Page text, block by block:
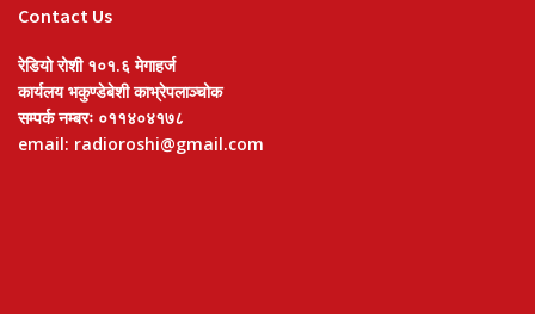
Contact Us
रेडियो रोशी १०१.६ मेगाहर्ज
कार्यलय भकुण्डेबेशी काभ्रेपलाञ्चोक
सम्पर्क नम्बरः ०११४०४१७८
email: radioroshi@gmail.com